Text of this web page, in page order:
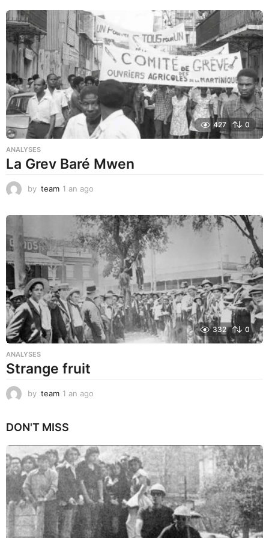
a
g
o
427 0
ANALYSES
La Grev Baré Mwen
by team 1 an ago
a
g
o
332 0
ANALYSES
Strange fruit
by team 1 an ago
o
DON'T MISS